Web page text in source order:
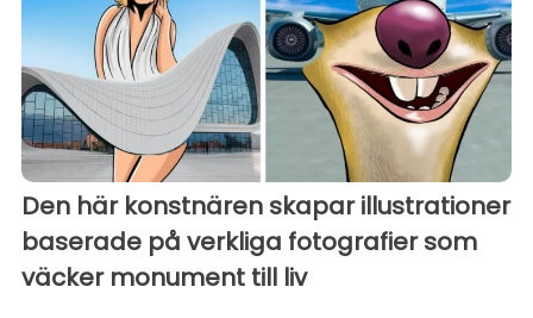
Den här konstnären skapar illustrationer
baserade på verkliga fotografier som
väcker monument till liv